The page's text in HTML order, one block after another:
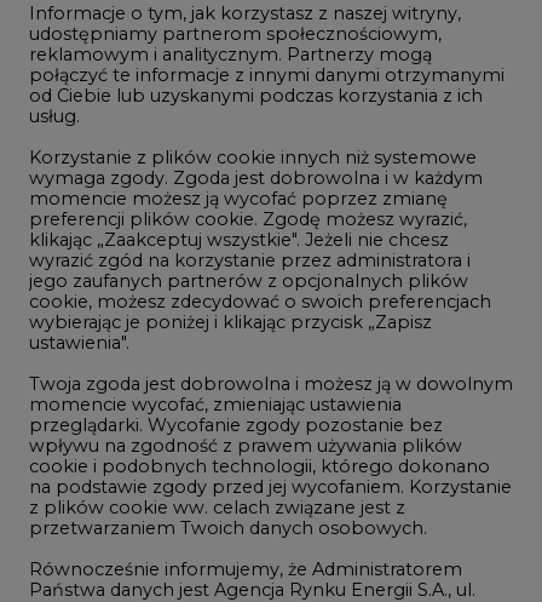
Gospodarka
Geopolityka
LTE450
Innowacje i AI
Telekomunikacja i IT
Handel emisjami CO2
Wodór
Górnictwo
Atom
Fotowoltaika
Offshore wind
Zielone samorządy
Informacje o tym, jak korzystasz z naszej witryny,
udostępniamy partnerom społecznościowym,
reklamowym i analitycznym. Partnerzy mogą
połączyć te informacje z innymi danymi otrzymanymi
od Ciebie lub uzyskanymi podczas korzystania z ich
usług.
Korzystanie z plików cookie innych niż systemowe
wymaga zgody. Zgoda jest dobrowolna i w każdym
momencie możesz ją wycofać poprzez zmianę
preferencji plików cookie. Zgodę możesz wyrazić,
klikając „Zaakceptuj wszystkie". Jeżeli nie chcesz
wyrazić zgód na korzystanie przez administratora i
jego zaufanych partnerów z opcjonalnych plików
cookie, możesz zdecydować o swoich preferencjach
wybierając je poniżej i klikając przycisk „Zapisz
ustawienia".
Twoja zgoda jest dobrowolna i możesz ją w dowolnym
momencie wycofać, zmieniając ustawienia
przeglądarki. Wycofanie zgody pozostanie bez
wpływu na zgodność z prawem używania plików
cookie i podobnych technologii, którego dokonano
na podstawie zgody przed jej wycofaniem. Korzystanie
z plików cookie ww. celach związane jest z
przetwarzaniem Twoich danych osobowych.
Równocześnie informujemy, że Administratorem
Państwa danych jest Agencja Rynku Energii S.A., ul.